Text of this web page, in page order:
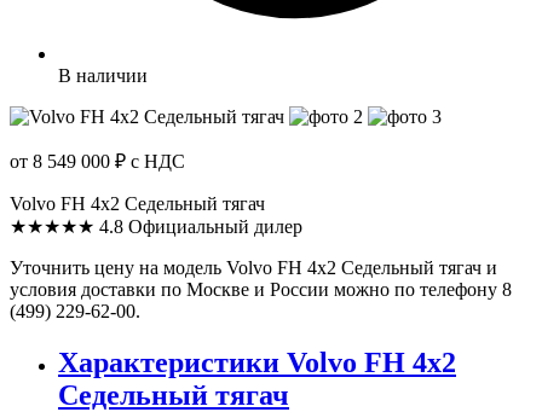
В наличии
от 8 549 000 ₽ с НДС
Volvo FH 4x2 Седельный тягач
★★★★★ 4.8 Официальный дилер
Уточнить цену на модель Volvo FH 4x2 Седельный тягач и
условия доставки по Москве и России можно по телефону 8
(499) 229-62-00.
Характеристики Volvo FH 4x2
Седельный тягач